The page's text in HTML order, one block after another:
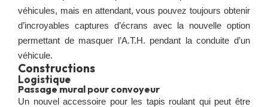
véhicules, mais en attendant, vous pouvez toujours obtenir
d’incroyables captures d’écrans avec la nouvelle option
permettant de masquer l’A.T.H. pendant la conduite d’un
véhicule.
Constructions
Logistique
Passage mural pour convoyeur
Un nouvel accessoire pour les tapis roulant qui peut être